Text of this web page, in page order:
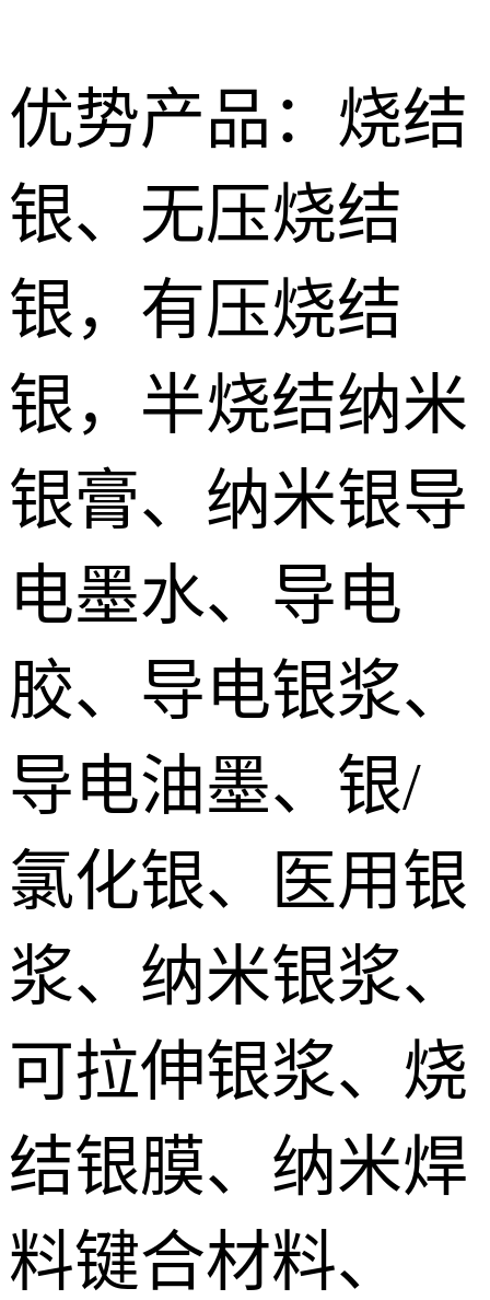
优势产品：烧结
银、无压烧结
银，有压烧结
银，半烧结纳米
银膏、纳米银导
电墨水、导电
胶、导电银浆、
导电油墨、银/
氯化银、医用银
浆、纳米银浆、
可拉伸银浆、烧
结银膜、纳米焊
料键合材料、
Nano
silver paste
Silver
conductive
adhesive
低温导电银
浆 Low
temperature
conductive
特种胶粘剂
Special
adhesive
有压烧结纳米银膏Pressurize sintered nano silver paste
纳米银浆 Nano silver paste
氮化铝/金刚石烧结银 AlN/Diamond sintered silver Paste
DTS预烧结银焊片 Die Top System sintered paste